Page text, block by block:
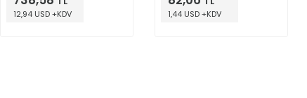
12,94 USD +KDV 1,44 USD +KDV